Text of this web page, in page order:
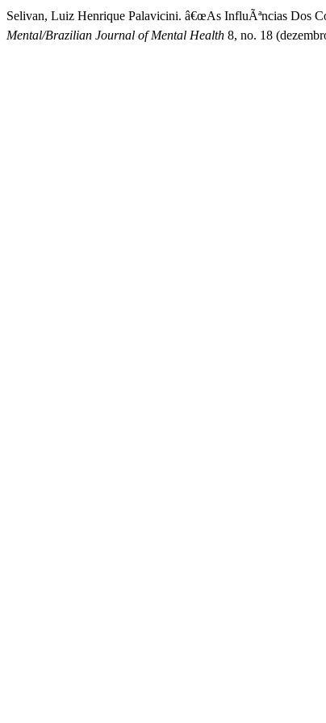
Selivan, Luiz Henrique Palavicini. â€œAs InfluÃªncias Dos
Mental/Brazilian Journal of Mental Health 8, no. 18